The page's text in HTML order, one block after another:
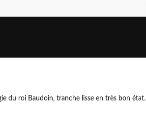
du roi Baudoin, tranche lisse en très bon état.